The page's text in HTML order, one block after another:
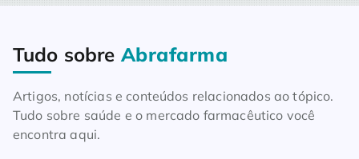
Home Blog Tudo sobre Abrafarma
Tudo sobre Abrafarma
Artigos, notícias e conteúdos relacionados ao tópico.
Tudo sobre saúde e o mercado farmacêutico você
encontra aqui.